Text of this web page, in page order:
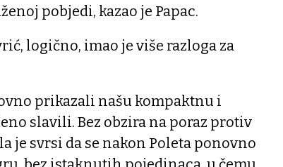
pobjedi, kazao je Papac.
logično, imao je više razloga za
prikazali našu kompaktnu i
slavili. Bez obzira na poraz protiv
je svrsi da se nakon Poleta ponovno